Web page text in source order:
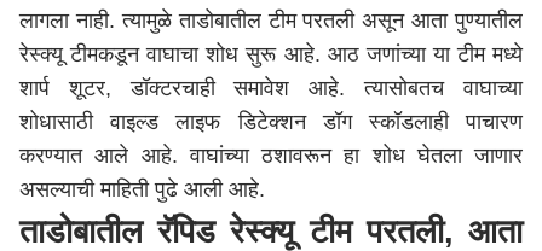
लागला नाही. त्यामुळे ताडोबातील टीम परतली असून आता पुण्यातील
रेस्क्यू टीमकडून वाघाचा शोध सुरू आहे. आठ जणांच्या या टीम मध्ये
शार्प शूटर, डॉक्टरचाही समावेश आहे. त्यासोबतच वाघाच्या
शोधासाठी वाइल्ड लाइफ डिटेक्शन डॉग स्कॉडलाही पाचारण
करण्यात आले आहे. वाघांच्या ठशावरून हा शोध घेतला जाणार
असल्याची माहिती पुढे आली आहे.
ताडोबातील रॅपिड रेस्क्यू टीम परतली, आता